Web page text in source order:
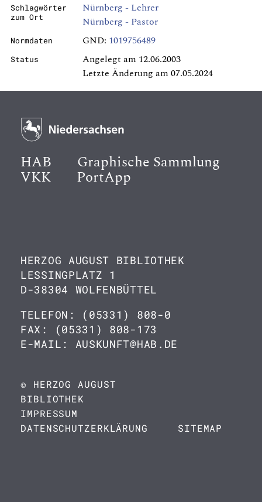
Schlagwörter
zum Ort
Nürnberg - Lehrer
Nürnberg - Pastor
Normdaten GND: 1019756489
Status
Angelegt am 12.06.2003
Letzte Änderung am 07.05.2024
HAB Graphische Sammlung
VKK PortApp
HERZOG AUGUST BIBLIOTHEK
LESSINGPLATZ 1
D-38304 WOLFENBÜTTEL
TELEFON: (05331) 808-0
FAX: (05331) 808-173
E-MAIL: AUSKUNFT@HAB.DE
© HERZOG AUGUST
BIBLIOTHEK
IMPRESSUM
DATENSCHUTZERKLÄRUNG
SITEMAP